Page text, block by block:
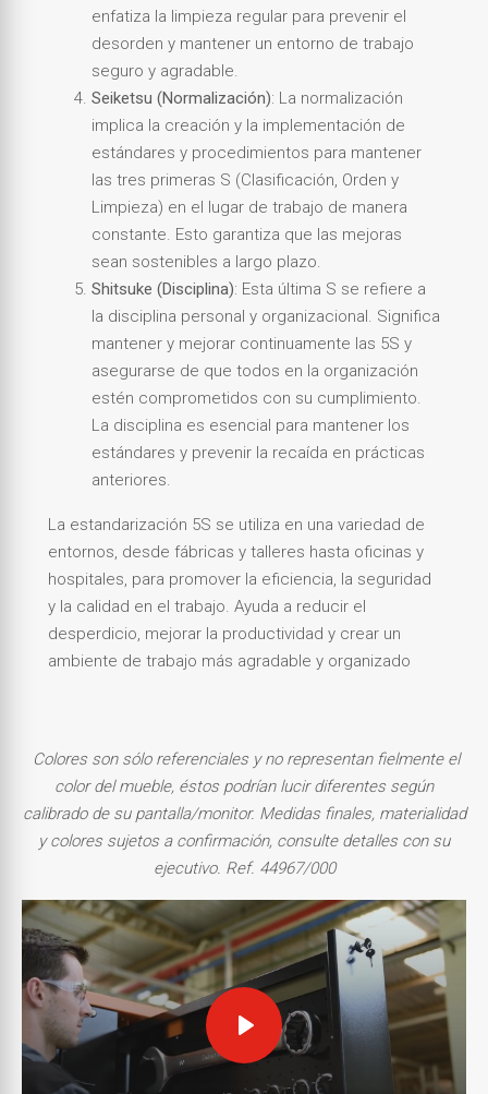
enfatiza la limpieza regular para prevenir el
desorden y mantener un entorno de trabajo
seguro y agradable.
Seiketsu (Normalización): La normalización
implica la creación y la implementación de
estándares y procedimientos para mantener
las tres primeras S (Clasificación, Orden y
Limpieza) en el lugar de trabajo de manera
constante. Esto garantiza que las mejoras
sean sostenibles a largo plazo.
Shitsuke (Disciplina): Esta última S se refiere a
la disciplina personal y organizacional. Significa
mantener y mejorar continuamente las 5S y
asegurarse de que todos en la organización
estén comprometidos con su cumplimiento.
La disciplina es esencial para mantener los
estándares y prevenir la recaída en prácticas
anteriores.
La estandarización 5S se utiliza en una variedad de
entornos, desde fábricas y talleres hasta oficinas y
hospitales, para promover la eficiencia, la seguridad
y la calidad en el trabajo. Ayuda a reducir el
desperdicio, mejorar la productividad y crear un
ambiente de trabajo más agradable y organizado
Colores son sólo referenciales y no representan fielmente el
color del mueble, éstos podrían lucir diferentes según
calibrado de su pantalla/monitor. Medidas finales, materialidad
y colores sujetos a confirmación, consulte detalles con su
ejecutivo. Ref. 44967/000
Play